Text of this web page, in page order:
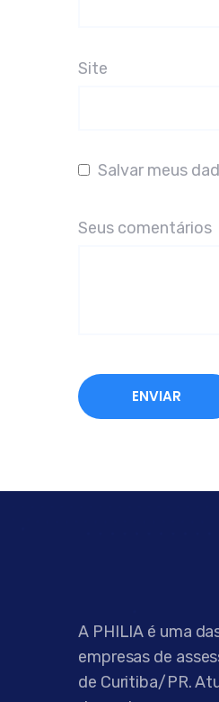
Site
Salvar meus
Seus comentários
i
v
e
A PHILIA é uma
empresas de
de Curitiba/PR.